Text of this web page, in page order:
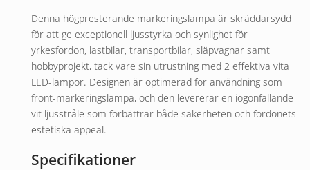
Denna högpresterande markeringslampa är skräddarsydd
för att ge exceptionell ljusstyrka och synlighet för
yrkesfordon, lastbilar, transportbilar, släpvagnar samt
hobbyprojekt, tack vare sin utrustning med 2 effektiva vita
LED-lampor. Designen är optimerad för användning som
front-markeringslampa, och den levererar en iögonfallande
vit ljusstråle som förbättrar både säkerheten och fordonets
estetiska appeal.
Specifikationer